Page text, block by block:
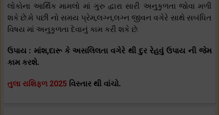
લોકોના આર્થિક મામલો માં ગુરુ દ્વારા સારી અનુકુળતા જોવા મળી
શકે છે.મે પછી નો સમય પ્રેમ,લગ્ન,લગ્ન જીવન વગેરે સાથે સબંધિત
વિષય માં અનુકુળતા દેવાનું કામ કરી શકે છે.
ઉપાય : માંશ,દારૂ કે અસલિલતા વગેરે થી દુર રેહવું ઉપાય ની જેમ
કામ કરશે.
તુલા રાશિફળ 2025 વિસ્તાર થી વાંચો.